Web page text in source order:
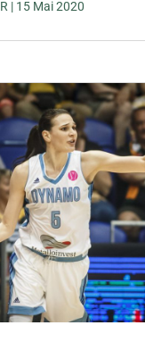
| 15 Mai 2020